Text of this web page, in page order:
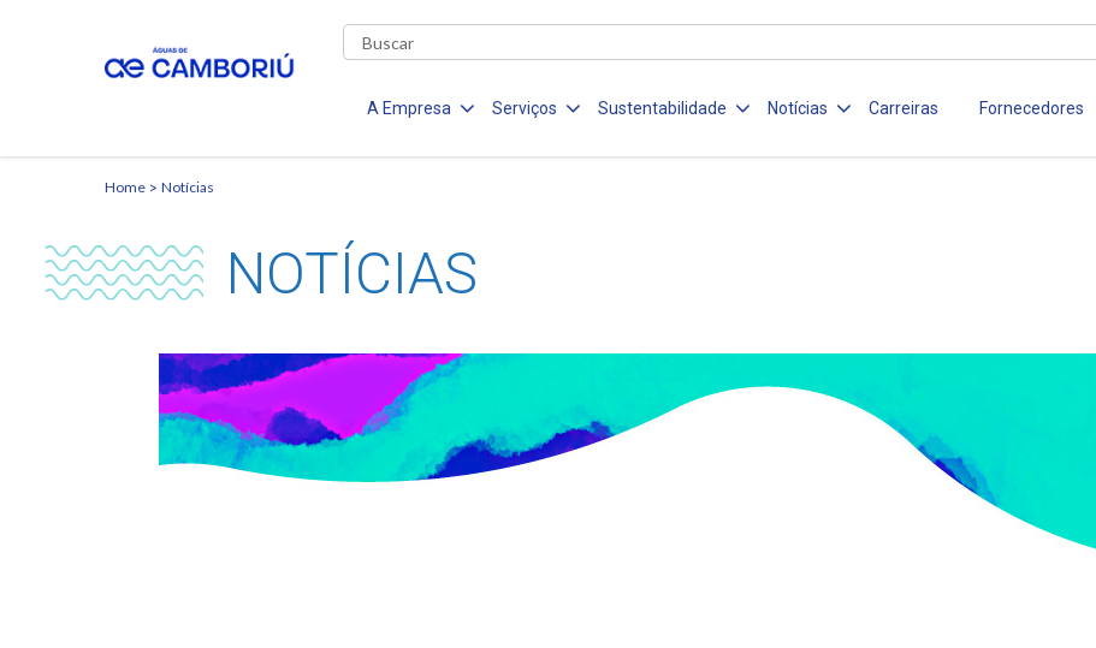
A Empresa Serviços Sustentabilidade Notícias Carreiras Fornecedores
Home Notícias
NOTÍCIAS